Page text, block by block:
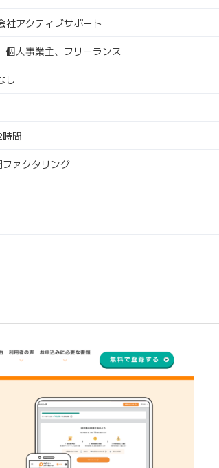
社アクティブサポート
個人事業主、フリーランス
し
間
ァクタリング